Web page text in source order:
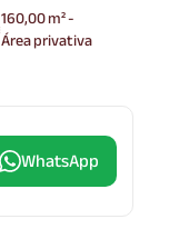
160,00 m² -
Área privativa
WhatsApp